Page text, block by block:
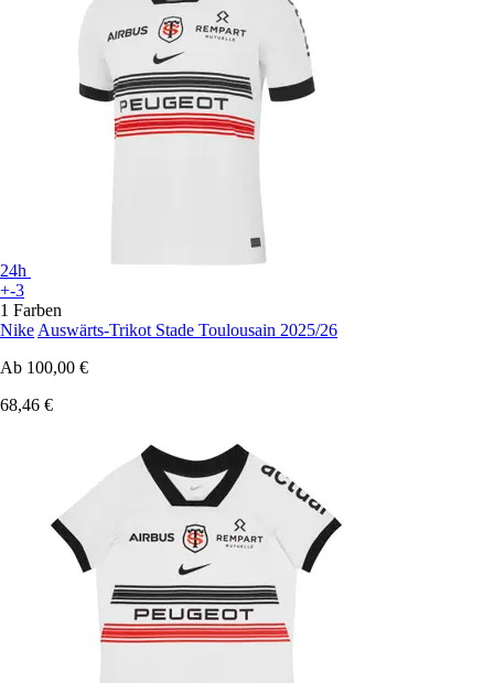
24h
+-3
1 Farben
Nike Auswärts-Trikot Stade Toulousain 2025/26
Ab 100,00 €
68,46 €